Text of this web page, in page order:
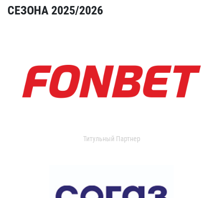
СЕЗОНА 2025/2026
Титульный Партнер